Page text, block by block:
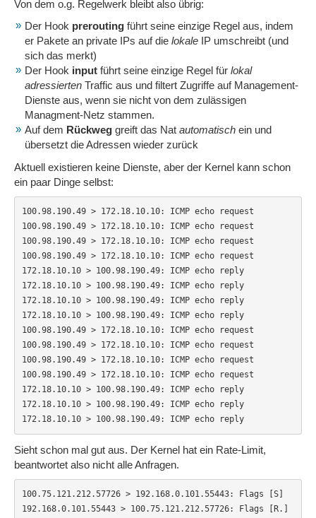
Von dem o.g. Regelwerk bleibt also übrig:
Der Hook prerouting führt seine einzige Regel aus, indem
er Pakete an private IPs auf die lokale IP umschreibt (und
sich das merkt)
Der Hook input führt seine einzige Regel für lokal
adressierten Traffic aus und filtert Zugriffe auf Management-
Dienste aus, wenn sie nicht von dem zulässigen
Managment-Netz stammen.
Auf dem Rückweg greift das Nat automatisch ein und
übersetzt die Adressen wieder zurück
Aktuell existieren keine Dienste, aber der Kernel kann schon
ein paar Dinge selbst:
100.98.190.49 > 172.18.10.10: ICMP echo request
100.98.190.49 > 172.18.10.10: ICMP echo request
100.98.190.49 > 172.18.10.10: ICMP echo request
100.98.190.49 > 172.18.10.10: ICMP echo request
172.18.10.10 > 100.98.190.49: ICMP echo reply
172.18.10.10 > 100.98.190.49: ICMP echo reply
172.18.10.10 > 100.98.190.49: ICMP echo reply
172.18.10.10 > 100.98.190.49: ICMP echo reply
100.98.190.49 > 172.18.10.10: ICMP echo request
100.98.190.49 > 172.18.10.10: ICMP echo request
100.98.190.49 > 172.18.10.10: ICMP echo request
100.98.190.49 > 172.18.10.10: ICMP echo request
172.18.10.10 > 100.98.190.49: ICMP echo reply
172.18.10.10 > 100.98.190.49: ICMP echo reply
172.18.10.10 > 100.98.190.49: ICMP echo reply
Sieht schon mal gut aus. Der Kernel hat ein Rate-Limit,
beantwortet also nicht alle Anfragen.
100.75.121.212.57726 > 192.168.0.101.55443: Flags [S]
192.168.0.101.55443 > 100.75.121.212.57726: Flags [R.]